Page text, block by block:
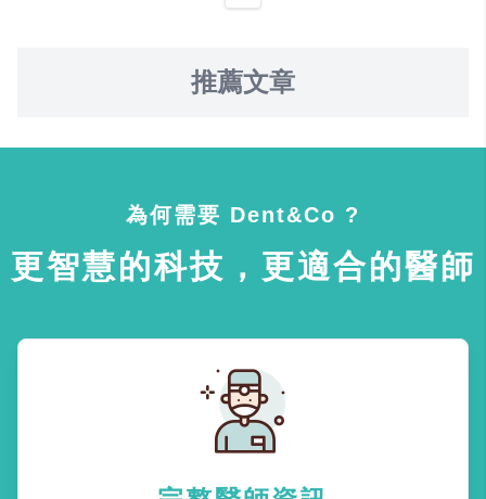
推薦文章
為何需要 Dent&Co ?
更智慧的科技，更適合的醫師